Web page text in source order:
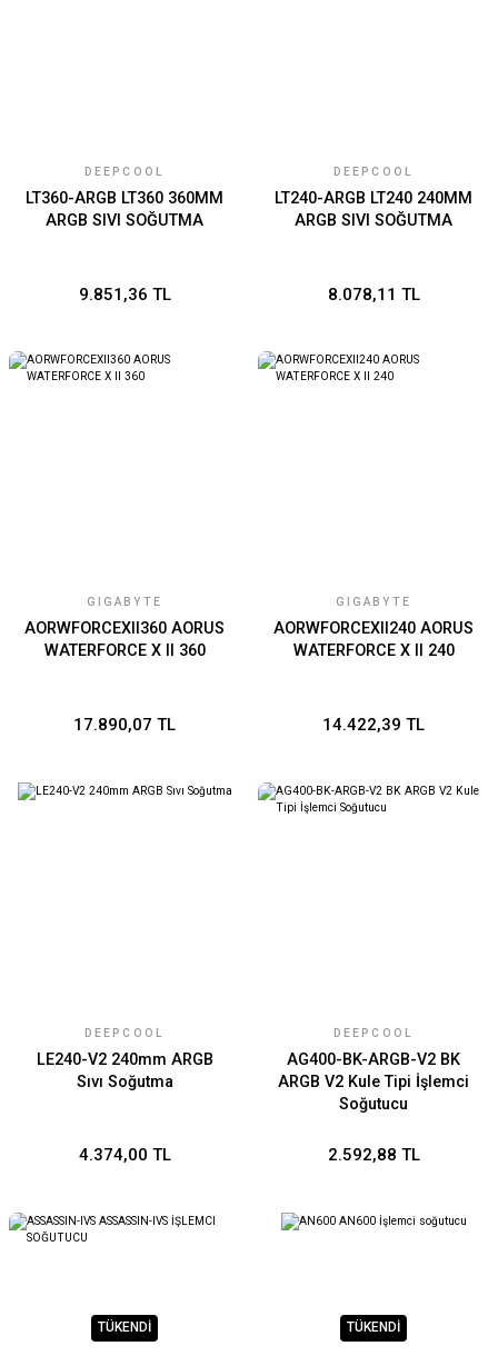
DEEPCOOL
LT360-ARGB LT360 360MM
ARGB SIVI SOĞUTMA
9.851,36 TL
DEEPCOOL
LT240-ARGB LT240 240MM
ARGB SIVI SOĞUTMA
8.078,11 TL
GIGABYTE
AORWFORCEXII360 AORUS
WATERFORCE X II 360
17.890,07 TL
GIGABYTE
AORWFORCEXII240 AORUS
WATERFORCE X II 240
14.422,39 TL
DEEPCOOL
LE240-V2 240mm ARGB
Sıvı Soğutma
4.374,00 TL
DEEPCOOL
AG400-BK-ARGB-V2 BK
ARGB V2 Kule Tipi İşlemci
Soğutucu
2.592,88 TL
TÜKENDİ TÜKENDİ